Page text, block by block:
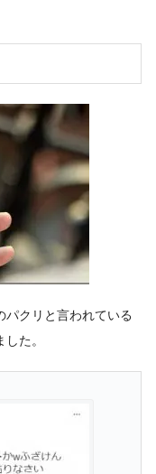
パクリと言われている
た。